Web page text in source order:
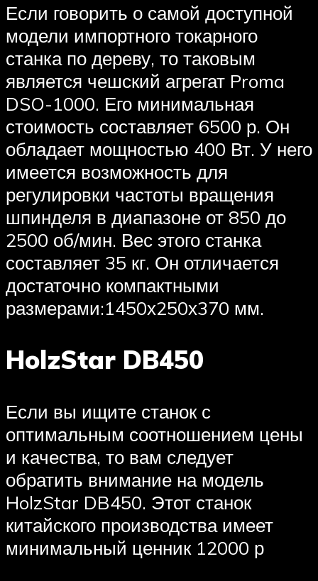
Если говорить о самой доступной
модели импортного токарного
станка по дереву, то таковым
является чешский агрегат Proma
DSO-1000. Его минимальная
стоимость составляет 6500 р. Он
обладает мощностью 400 Вт. У него
имеется возможность для
регулировки частоты вращения
шпинделя в диапазоне от 850 до
2500 об/мин. Вес этого станка
составляет 35 кг. Он отличается
достаточно компактными
размерами:1450х250х370 мм.
HolzStar DB450
Если вы ищите станок с
оптимальным соотношением цены
и качества, то вам следует
обратить внимание на модель
HolzStar DB450. Этот станок
китайского производства имеет
минимальный ценник 12000 р